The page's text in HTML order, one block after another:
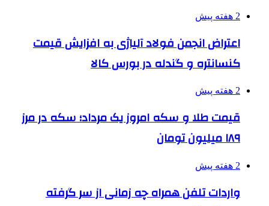
2 هفته پیش
اعتراض انجمن فولاد آلیاژی به افزایش قیمت
کنسانتره و گندله در بورس کالا
2 هفته پیش
قیمت طلا و سکه امروز یک مرداد؛ سکه در مرز
۱۸۹ میلیون تومان
2 هفته پیش
واردات تلفن همراه چه زمانی از سر گرفته